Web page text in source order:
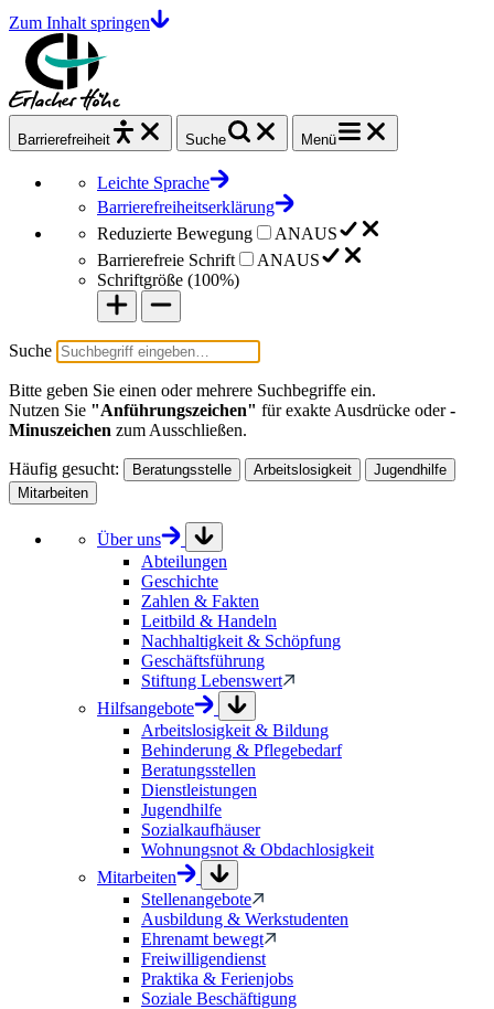
Zum Inhalt springen
Barrierefrei heit Suche Menü
Leichte Sprache
Barrierefreiheitserklärung
Reduzierte Bewegung
ANAUS
Barrierefreie Schrift
ANAUS
Schriftgröße (100%)
Suche
Bitte geben Sie einen oder mehrere Suchbegriffe ein.
Nutzen Sie "Anführungszeichen" für exakte Ausdrücke oder-
Minuszeichen zum Ausschließen.
Häufig gesucht: Beratungsstelle Arbeitslosigkeit
Jugendhilfe
Mitarbeiten
Über uns
Abteilungen
Geschichte
Zahlen & Fakten
Leitbild & Handeln
Nachhaltigkeit & Schöpfung
Geschäftsführung
Stiftung Lebenswert
Hilfsangebote
Arbeitslosigkeit & Bildung
Behinderung & Pflegebedarf
Beratungsstellen
Dienstleistungen
Jugendhilfe
Sozialkaufhäuser
Wohnungsnot & Obdachlosigkeit
Mitarbeiten
Stellenangebote
Ausbildung & Werkstudenten
Ehrenamt bewegt
Freiwilligendienst
Praktika & Ferienjobs
Soziale Beschäftigung